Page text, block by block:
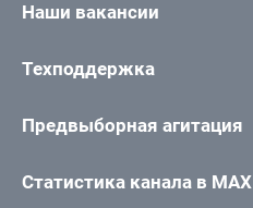
Наши вакансии
Техподдержка
Предвыборная агитация
Статистика канала в MAX